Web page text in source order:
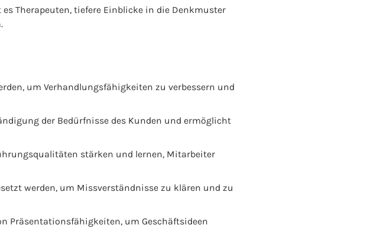
Therapeuten, tiefere Einblicke in die Denkmuster
um Verhandlungsfähigkeiten zu verbessern und
der Bedürfnisse des Kunden und ermöglicht
stärken und lernen, Mitarbeiter
werden, um Missverständnisse zu klären und zu
Präsentationsfähigkeiten, um Geschäftsideen